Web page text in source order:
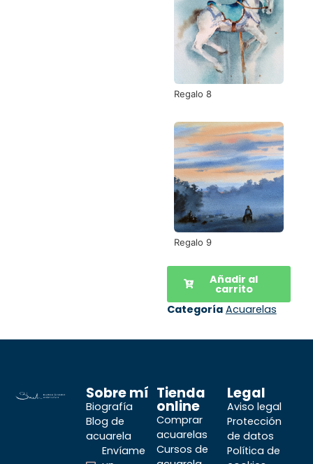
Regalo 8
Regalo 9
Añadir al
carrito
Categoría Acuarelas
Sobre mí
Biografía
Blog de
acuarela
Envíame
Tienda
online
Comprar
acuarelas
Cursos de
Legal
Aviso legal
Protección
de datos
Política de